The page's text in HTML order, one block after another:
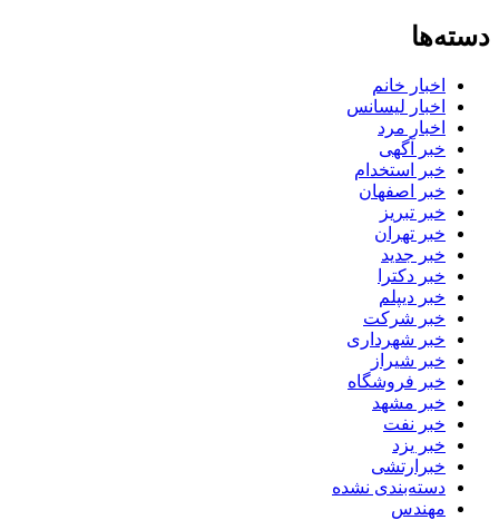
دسته‌ها
اخبار خانم
اخبار لیسانس
اخبار مرد
خبر آگهی
خبر استخدام
خبر اصفهان
خبر تبریز
خبر تهران
خبر جدید
خبر دکترا
خبر دیپلم
خبر شرکت
خبر شهرداری
خبر شیراز
خبر فروشگاه
خبر مشهد
خبر نفت
خبر یزد
خبرارتشی
دسته‌بندی نشده
مهندس